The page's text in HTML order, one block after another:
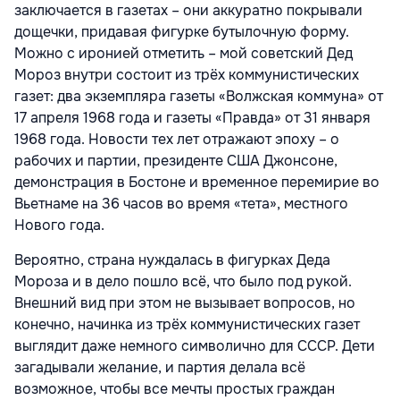
заключается в газетах – они аккуратно покрывали
дощечки, придавая фигурке бутылочную форму.
Можно с иронией отметить – мой советский Дед
Мороз внутри состоит из трёх коммунистических
газет: два экземпляра газеты «Волжская коммуна» от
17 апреля 1968 года и газеты «Правда» от 31 января
1968 года. Новости тех лет отражают эпоху – о
рабочих и партии, президенте США Джонсоне,
демонстрация в Бостоне и временное перемирие во
Вьетнаме на 36 часов во время «тета», местного
Нового года.
Вероятно, страна нуждалась в фигурках Деда
Мороза и в дело пошло всё, что было под рукой.
Внешний вид при этом не вызывает вопросов, но
конечно, начинка из трёх коммунистических газет
выглядит даже немного символично для СССР. Дети
загадывали желание, и партия делала всё
возможное, чтобы все мечты простых граждан